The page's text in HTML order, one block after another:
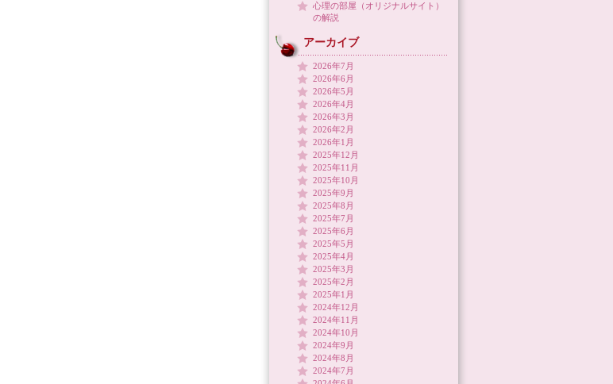
心理の部屋（オリジナルサイト）
の解説
アーカイブ
2026年7月
2026年6月
2026年5月
2026年4月
2026年3月
2026年2月
2026年1月
2025年12月
2025年11月
2025年10月
2025年9月
2025年8月
2025年7月
2025年6月
2025年5月
2025年4月
2025年3月
2025年2月
2025年1月
2024年12月
2024年11月
2024年10月
2024年9月
2024年8月
2024年7月